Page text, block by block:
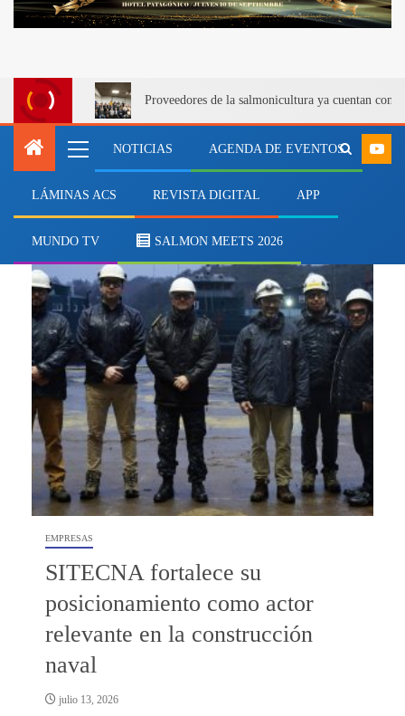
Proveedores de la salmonicultura ya cuentan con
NOTICIAS AGENDA DE EVENTOS
LÁMINAS ACS REVISTA DIGITAL APP
MUNDO TV SALMON MEETS 2026
mineria
EMPRESAS
SITECNA fortalece su
posicionamiento como actor
relevante en la construcción
naval
julio 13, 2026